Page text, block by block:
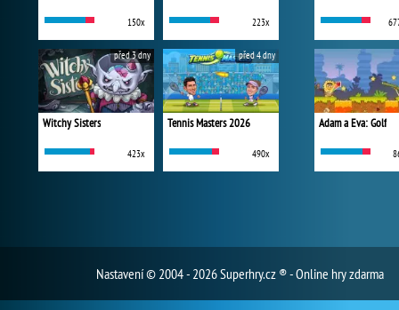
150x 223x
Witchy Sisters
423x
před 3 dny
Tennis Masters 2026
490x
před 4 dny
Adam a Eva: Golf
Nastavení© 2004 - 2026 Superhry.cz ® - Online hry zdarma